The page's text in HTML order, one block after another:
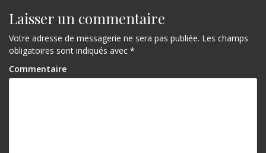
i
g
a
t
Laisser un commentaire
Votre adresse de messagerie ne sera pas publiée. Les champs
obligatoires sont indiqués avec *
Commentaire